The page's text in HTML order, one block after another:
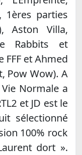
1ères parties
Aston Villa,
Rabbits et
FFF et Ahmed
Pow Wow). A
Normale a
et JD est le
sélectionné
100% rock
dort ».